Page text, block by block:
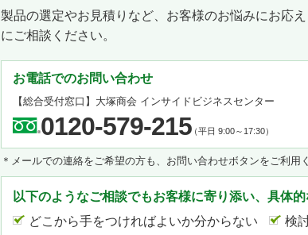
製品の選定やお見積りなど、お客様のお悩みにお応
にご相談ください。
お電話でのお問い合わせ
【総合受付窓口】 大塚商会 インサイドビジネスセンター
0120-579-215（平日 9:00～17:30）
＊メールでの連絡をご希望の方も、お問い合わせボタンをご利用
以下のようなご相談でもお客様に寄り添い、具体
どこから手をつければよいか分からない
検